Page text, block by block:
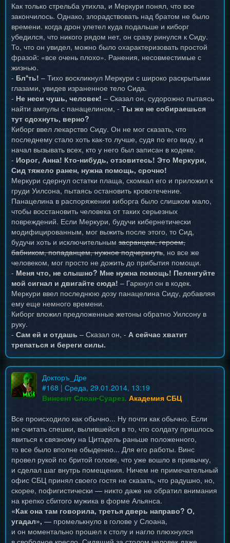
Как только стрельба утихла, и Меркури понял, что все
закончилось. Однако, злорадствовать над братом не было
времени. когда дрон улетел куда подальше и киборг
убедился, что никого рядом нет, он сразу ринулся к Сиду.
То, что он увидел, можно было охарактеризовать простой
фразой: «все очень плохо». Ранения, несовместимые с
жизнью.
- Бл*ть! – Тихо воскликнул Меркури с широко раскрытыми
глазами, увидев израненное тело Сида.
- Не неси чушь, человек! – Сказал он, судорожно пытаясь
найти ампулы с панацелином, - Ты же не собираешься
тут сдохнуть, верно?
Киборг ввел лекарство Сиду. Он не мог сказать, что
последнему стало хоть как-то лучше, судя по его виду, и
начал вызывать всех, кто у него был записан в кодеке.
- Иорог, Анна! Кто-нибудь, отзовитесь! Это Меркури,
Сид тяжело ранен, нужна помощь, срочно!
Меркури сдернул остатки плаща, скомкал его и приложил к
груди Уилсона, пытаясь остановить кровотечение.
Панацелина в распоряжении киборга было слишком мало,
чтобы восстановить человека от таких серьезных
повреждений. Если Меркури, будучи кибернетически
модифицированным, мог выжить после этого, то Сид,
будучи хоть и исключительным засранцем, героем,
бабником, попаданцем, нужное подчеркнуть, но все же
человеком, мог просто не дожить до прибытия помощи.
- Меня что, не слышно? Мне нужна помощь! Пеленгуйте
мой сигнал и двигайте сюда! – Гаркнул он в кодек.
Меркури ввел последнюю дозу панацелина Сиду, добавляя
ему еще немного времени.
Киборг вложил предложенные жетоны обратно Уилсону в
руку.
- Сам ей и отдашь – Сказал он, - А сейчас хватит
трепаться и береги силы.
Докторъ_Дре
#168 | Среда, 29.01.2014, 13:19
Винсент Слоан-Суарез. Академия СБЦ
Все происходило как обычно... Ну почти как обычно. Если
не считать спешки, вылившейся в то, что солдату пришлось
явиться к связному на Цитадель раньше положенного,
то все было вполне обыденно... Для его работы. Винс
провел рукой по бритой голове, что уже вошло в привычку,
и сделал шаг внутрь помещения. Ничем не примечательный
офис СБЦ принял своего гостя не сказать, что радушно, но,
скорее, пофигистически — никто даже не обратил внимания
на крепко сбитого мужика в форме Альянса.
«Как она там говорила, третья дверь направо? О,
угадал», — промелькнуло в голове у Слоана,
и он моментально прошел к столу и нагло плюхнулся